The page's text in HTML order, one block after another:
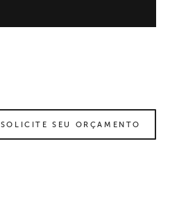
SOLICITE SEU ORÇAMENTO